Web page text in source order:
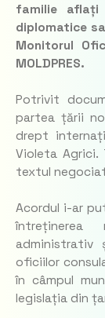
familie aflați
diplomatice
Monitorul
MOLDPRES.
Potrivit
partea țării
drept
Violeta
textul
Acordul i-ar
întreținerea
administrativ
oficiilor
în câmpul
legislația din